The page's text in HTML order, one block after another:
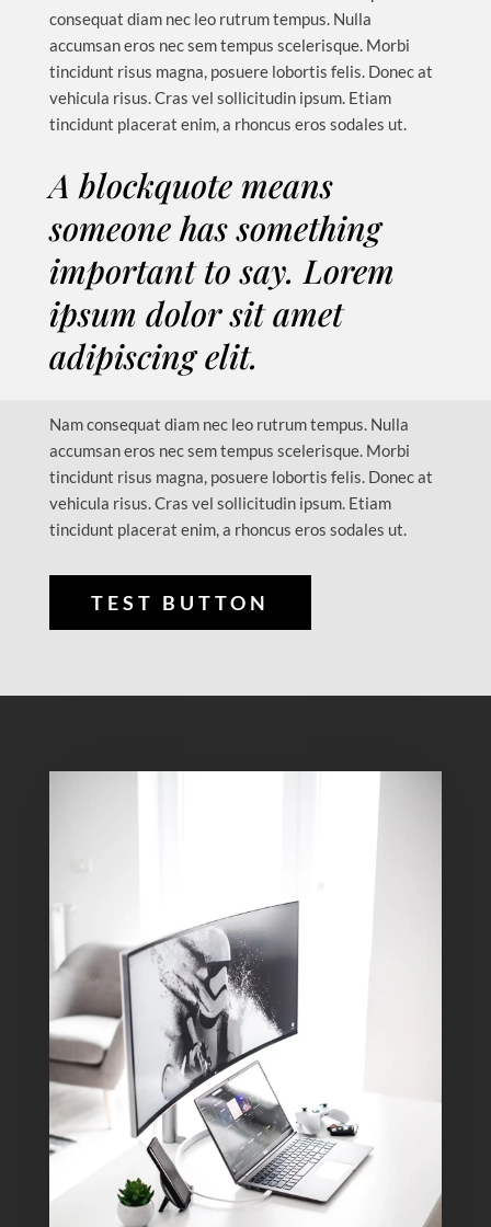
consequat diam nec leo rutrum tempus. Nulla
accumsan eros nec sem tempus scelerisque. Morbi
tincidunt risus magna, posuere lobortis felis. Donec at
vehicula risus. Cras vel sollicitudin ipsum. Etiam
tincidunt placerat enim, a rhoncus eros sodales ut.
A blockquote means
someone has something
important to say. Lorem
ipsum dolor sit amet
adipiscing elit.
Nam consequat diam nec leo rutrum tempus. Nulla
accumsan eros nec sem tempus scelerisque. Morbi
tincidunt risus magna, posuere lobortis felis. Donec at
vehicula risus. Cras vel sollicitudin ipsum. Etiam
tincidunt placerat enim, a rhoncus eros sodales ut.
TEST BUTTON